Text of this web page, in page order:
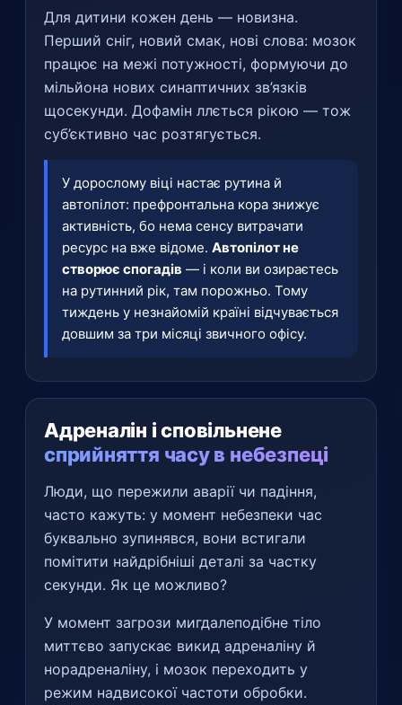
Для дитини кожен день — новизна.
Перший сніг, новий смак, нові слова: мозок
працює на межі потужності, формуючи до
мільйона нових синаптичних зв’язків
щосекунди. Дофамін ллється рікою — тож
суб’єктивно час розтягується.
У дорослому віці настає рутина й
автопілот: префронтальна кора знижує
активність, бо нема сенсу витрачати
ресурс на вже відоме. Автопілот не
створює спогадів — і коли ви озираєтесь
на рутинний рік, там порожньо. Тому
тиждень у незнайомій країні відчувається
довшим за три місяці звичного офісу.
Адреналін і сповільнене
сприйняття часу в небезпеці
Люди, що пережили аварії чи падіння,
часто кажуть: у момент небезпеки час
буквально зупинявся, вони встигали
помітити найдрібніші деталі за частку
секунди. Як це можливо?
У момент загрози мигдалеподібне тіло
миттєво запускає викид адреналіну й
норадреналіну, і мозок переходить у
режим надвисокої частоти обробки.